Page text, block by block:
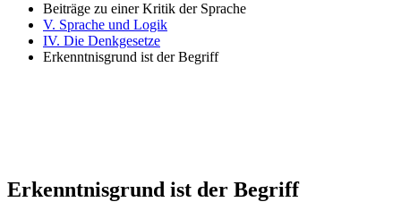
Beiträge zu einer Kritik der Sprache
V. Sprache und Logik
IV. Die Denkgesetze
Erkenntnisgrund ist der Begriff
Erkenntnisgrund ist der Begriff